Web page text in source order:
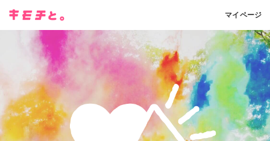
マイページ